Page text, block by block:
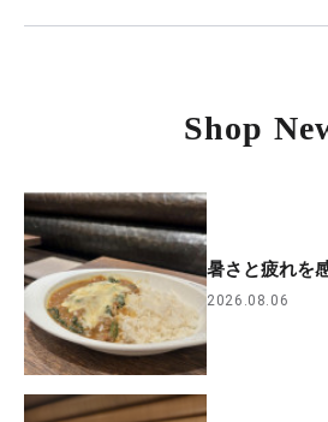
Shop
暑さと疲れを
2026.08.06